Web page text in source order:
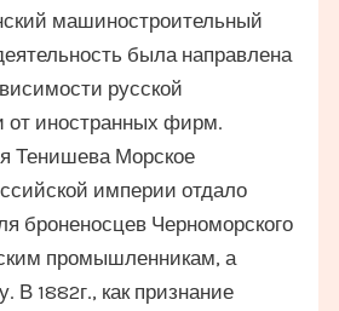
машиностроительный
была направлена
русской
иностранных фирм.
Тенишева Морское
империи отдало
броненосцев Черноморского
промышленникам, а
В 1882г., как признание